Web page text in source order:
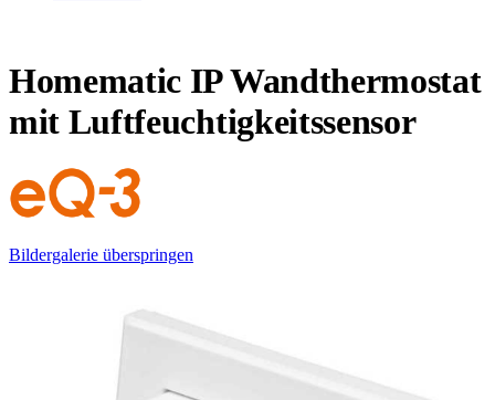
Homematic IP Wandthermostat
mit Luftfeuchtigkeitssensor
Bildergalerie überspringen